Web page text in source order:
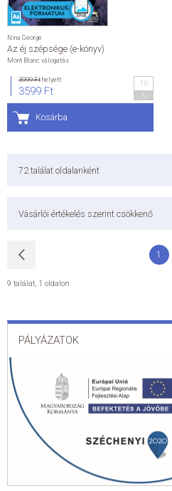
Nina George
Az éj szépsége (e-könyv)
Mont Blanc válogatás
3999 Fthelyett
3599 Ft
10
Kosárba
72 találat oldalanként
Vásárlói értékelés szerint csökkenő
1
9 találat, 1 oldalon
PÁLYÁZATOK